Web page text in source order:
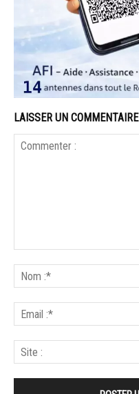
LAISSER UN COMMENTAIRE